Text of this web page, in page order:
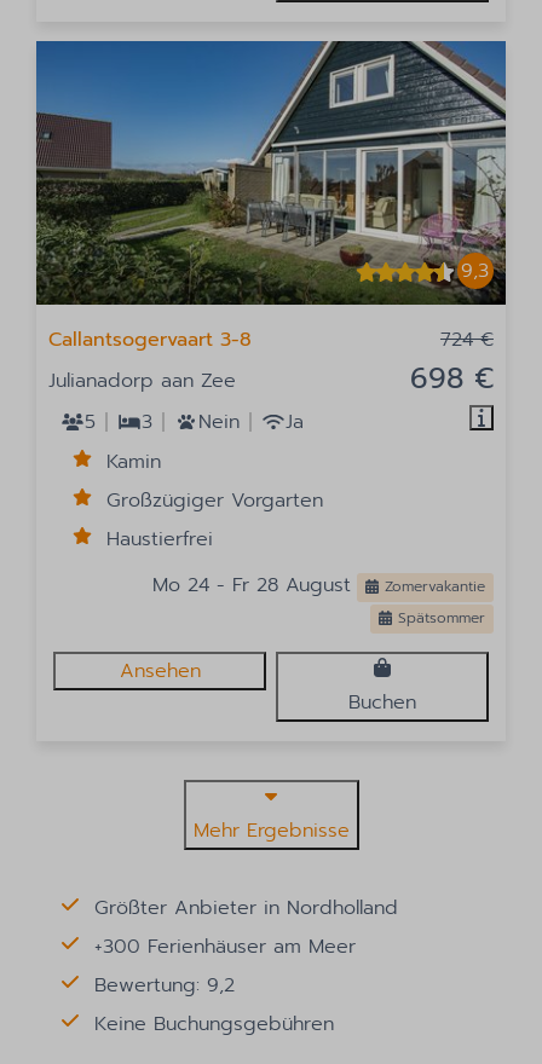
9,3
724 €
698 €
Callantsogervaart 3-8
Julianadorp aan Zee
5
3 Nein
Ja
Kamin
Großzügiger Vorgarten
Haustierfrei
Mo 24 - Fr 28 August
Zomervakantie
Spätsommer
Ansehen
Buchen
Mehr Ergebnisse
Größter Anbieter in Nordholland
+300 Ferienhäuser am Meer
Bewertung: 9,2
Keine Buchungsgebühren